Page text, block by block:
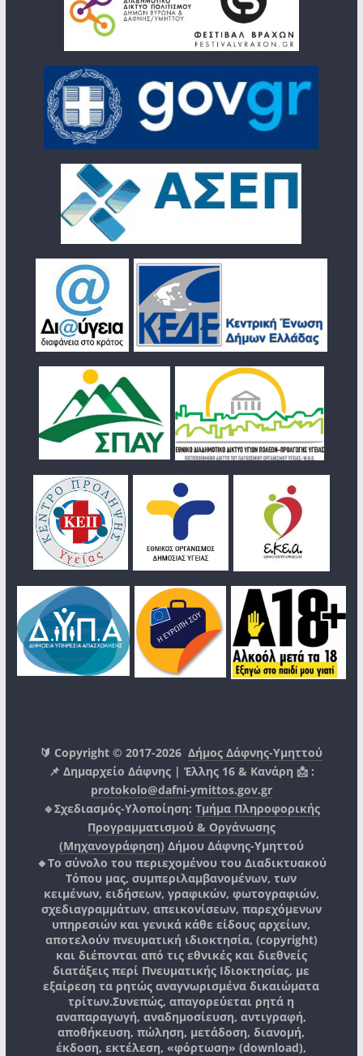
🔰 Copyright © 2017-2026Δήμος Δάφνης-Υμηττού
📌 Δημαρχείο Δάφνης | Έλλης 16 & Κανάρη 📩 :
protokolo@dafni-ymittos.gov.gr
🔹Σχεδιασμός-Υλοποίηση: Τμήμα Πληροφορικής
Προγραμματισμού & Οργάνωσης
(Μηχανογράφηση) Δήμου Δάφνης-Υμηττού
🔸Το σύνολο του περιεχομένου του Διαδικτυακού
Τόπου μας, συμπεριλαμβανομένων, των
κειμένων, ειδήσεων, γραφικών, φωτογραφιών,
σχεδιαγραμμάτων, απεικονίσεων, παρεχόμενων
υπηρεσιών και γενικά κάθε είδους αρχείων,
αποτελούν πνευματική ιδιοκτησία, (copyright)
και διέπονται από τις εθνικές και διεθνείς
διατάξεις περί Πνευματικής Ιδιοκτησίας, με
εξαίρεση τα ρητώς αναγνωρισμένα δικαιώματα
τρίτων.Συνεπώς, απαγορεύεται ρητά η
αναπαραγωγή, αναδημοσίευση, αντιγραφή,
αποθήκευση, πώληση, μετάδοση, διανομή,
έκδοση, εκτέλεση, «φόρτωση» (download),